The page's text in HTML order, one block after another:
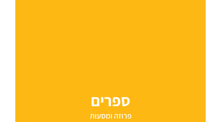
ספרים
פרוזה ומסעות